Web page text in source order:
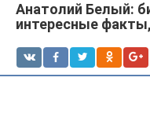
Анатолий Белый:
интересные